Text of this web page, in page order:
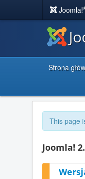
Joomla!
Strona
This page
Joomla!